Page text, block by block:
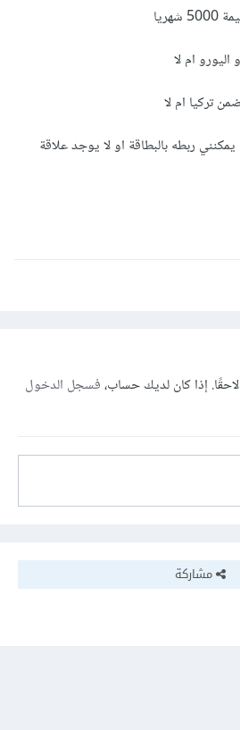
اليورو ام لا
تركيا ام لا
ربطه بالبطاقة او لا يوجد علاقة
إذا كان لديك حساب،فسجل الدخول
مشاركة